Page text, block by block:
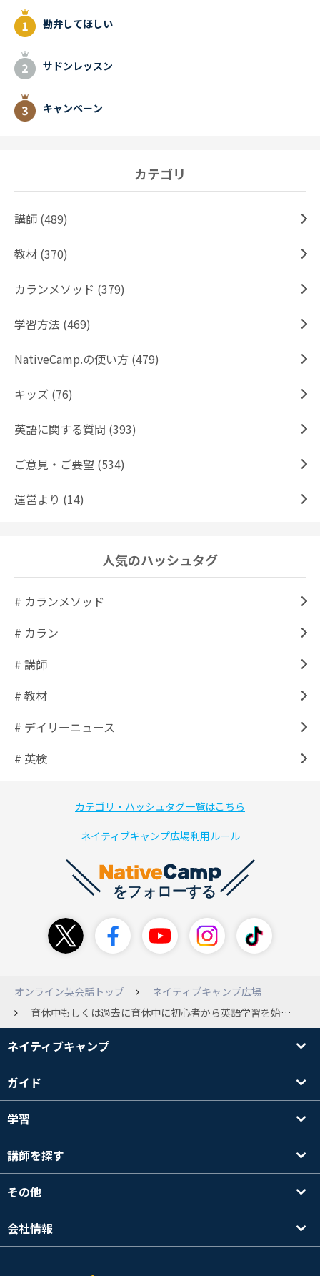
勘弁してほしい
サドンレッスン
キャンペーン
カテゴリ
講師 (489)
教材 (370)
カランメソッド (379)
学習方法 (469)
NativeCamp.の使い方 (479)
キッズ (76)
英語に関する質問 (393)
ご意見・ご要望 (534)
運営より (14)
人気のハッシュタグ
# カランメソッド
# カラン
# 講師
# 教材
# デイリーニュース
# 英検
カテゴリ・ハッシュタグ一覧はこちら
ネイティブキャンプ広場利用ルール
オンライン英会話トップ
ネイティブキャンプ広場
育休中もしくは過去に育休中に初心者から英語学習を始めた方いらっしゃいますか？ 来年４月まで育休予定で現在４歳と10ヶ月の子育て中です。 まだ復職もしていないのに毎日バタバタで気力体力奪われ、１日１レッスンしか受講できてません。 先日ほぼNCだけで話せるようになった講師の方にお話を聞いたら、１日１０レッスン受けてたこともあるとか・・・ 子育てしながら初心者から英語上達した方がいたら、モチベーションアップのためにお話し伺いたいです！ １日の学習時間や学習方法、どうやって隙間時間確保してたかとか、、、 私自身は４月にNCに入会する前は、中学文法のテキストを何周かしたり、３月にTOEICを受けたりしてました。 今はTOEICの点数を上げるより、話せるようになりたいなと思ってカラン受講中です。 現在ステージ２ですが、毎日心折れそうになりながらなんとかしがみついてます・・・ 過去にも育休中の方のトピが上がっていましたが、今同じような方がいたらお話ししてみたくて作成させていただきました。
ネイティブキャンプ
ガイド
学習
講師を探す
その他
会社情報